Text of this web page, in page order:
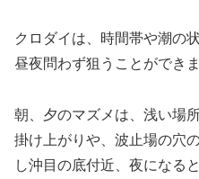
クロダイは、時間帯や潮の
昼夜問わず狙うことができま
朝、夕のマズメは、浅い場
掛け上がりや、波止場の穴
し沖目の底付近、夜になる